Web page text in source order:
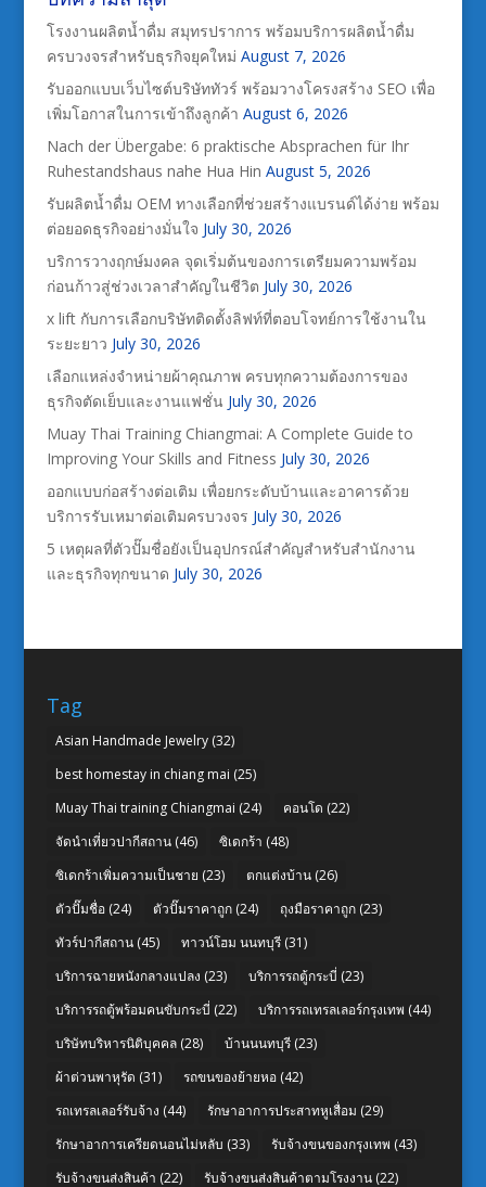
โรงงานผลิตน้ำดื่ม สมุทรปราการ พร้อมบริการผลิตน้ำดื่ม
ครบวงจรสำหรับธุรกิจยุคใหม่ August 7, 2026
รับออกแบบเว็บไซต์บริษัททัวร์ พร้อมวางโครงสร้าง SEO เพื่อ
เพิ่มโอกาสในการเข้าถึงลูกค้า August 6, 2026
Nach der Übergabe: 6 praktische Absprachen für Ihr
Ruhestandshaus nahe Hua Hin August 5, 2026
รับผลิตน้ำดื่ม OEM ทางเลือกที่ช่วยสร้างแบรนด์ได้ง่าย พร้อม
ต่อยอดธุรกิจอย่างมั่นใจ July 30, 2026
บริการวางฤกษ์มงคล จุดเริ่มต้นของการเตรียมความพร้อม
ก่อนก้าวสู่ช่วงเวลาสำคัญในชีวิต July 30, 2026
x lift กับการเลือกบริษัทติดตั้งลิฟท์ที่ตอบโจทย์การใช้งานใน
ระยะยาว July 30, 2026
เลือกแหล่งจำหน่ายผ้าคุณภาพ ครบทุกความต้องการของ
ธุรกิจตัดเย็บและงานแฟชั่น July 30, 2026
Muay Thai Training Chiangmai: A Complete Guide to
Improving Your Skills and Fitness July 30, 2026
ออกแบบก่อสร้างต่อเติม เพื่อยกระดับบ้านและอาคารด้วย
บริการรับเหมาต่อเติมครบวงจร July 30, 2026
5 เหตุผลที่ตัวปั๊มชื่อยังเป็นอุปกรณ์สำคัญสำหรับสำนักงาน
และธุรกิจทุกขนาด July 30, 2026
Tag
Asian Handmade Jewelry(32)
best homestay in chiang mai (25)
Muay Thai training Chiangmai (24) คอนโด (22)
จัดนำเที่ยวปากีสถาน(46) ซิเดกร้า (48)
ซิเดกร้าเพิ่มความเป็นชาย (23) ตกแต่งบ้าน(26)
ตัวปั๊มชื่อ(24) ตัวปั๊มราคาถูก(24) ถุงมือราคาถูก(23)
ทัวร์ปากีสถาน(45) ทาวน์โฮม นนทบุรี(31)
บริการฉายหนังกลางแปลง (23) บริการรถตู้กระบี่ (23)
บริการรถตู้พร้อมคนขับกระบี่ (22) บริการรถเทรลเลอร์กรุงเทพ (44)
บริษัทบริหารนิติบุคคล(28) บ้านนนทบุรี(23)
ผ้าต่วนพาหุรัด (31) รถขนของย้ายหอ(42)
รถเทรลเลอร์รับจ้าง (44) รักษาอาการประสาทหูเสื่อม (29)
รักษาอาการเครียดนอนไม่หลับ (33) รับจ้างขนของกรุงเทพ (43)
รับจ้างขนส่งสินค้า (22) รับจ้างขนส่งสินค้าตามโรงงาน(22)